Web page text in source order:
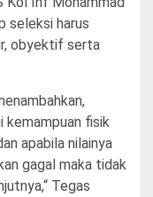
seleksi harus
obyektif serta
kemampuan fisik
apabila nilainya
gagal maka tidak
Tegas